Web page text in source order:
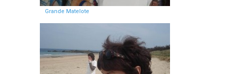
Grande Matelote